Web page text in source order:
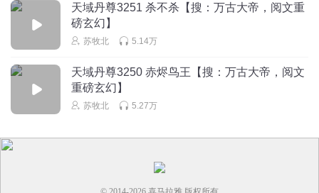
天域丹尊3251 杀不杀【搜：万古大帝，阅文重
磅玄幻】
苏牧北 5.14万
天域丹尊3250 赤烬鸟王【搜：万古大帝，阅文
重磅玄幻】
苏牧北 5.27万